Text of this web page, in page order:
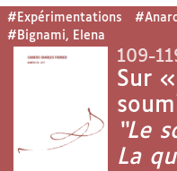
#Expérimentations
#Bignami, Elena
109-
Sur
“Le
La